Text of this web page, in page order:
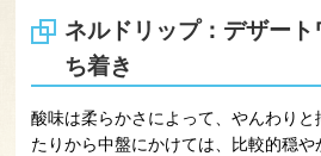
ネルドリップ：デザー
ち着き
酸味は柔らかさによって、やんわりと
たりから中盤にかけては、比較的穏